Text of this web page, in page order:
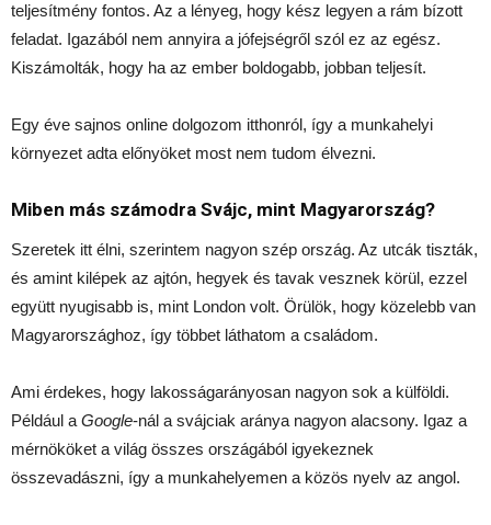
teljesítmény fontos. Az a lényeg, hogy kész legyen a rám bízott
feladat. Igazából nem annyira a jófejségről szól ez az egész.
Kiszámolták, hogy ha az ember boldogabb, jobban teljesít.
Egy éve sajnos online dolgozom itthonról, így a munkahelyi
környezet adta előnyöket most nem tudom élvezni.
Miben más számodra Svájc, mint Magyarország?
Szeretek itt élni, szerintem nagyon szép ország. Az utcák tiszták,
és amint kilépek az ajtón, hegyek és tavak vesznek körül, ezzel
együtt nyugisabb is, mint London volt. Örülök, hogy közelebb van
Magyarországhoz, így többet láthatom a családom.
Ami érdekes, hogy lakosságarányosan nagyon sok a külföldi.
Például a Google-nál a svájciak aránya nagyon alacsony. Igaz a
mérnököket a világ összes országából igyekeznek
összevadászni, így a munkahelyemen a közös nyelv az angol.